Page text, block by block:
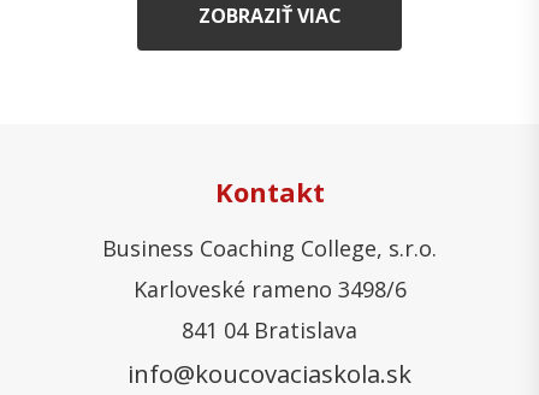
ZOBRAZIŤ VIAC
Kontakt
Business Coaching College, s.r.o.
Karloveské rameno 3498/6
841 04 Bratislava
info@koucovaciaskola.sk